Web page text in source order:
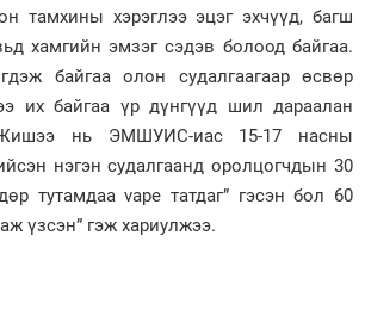
тамхины хэрэглээ эцэг эхчүүд, багш
хамгийн эмзэг сэдэв болоод байгаа.
байгаа олон судалгаагаар өсвөр
их байгаа үр дүнгүүд шил дараалан
Жишээ нь ЭМШУИС-иас 15-17 насны
нэгэн судалгаанд оролцогчдын 30
тутамдаа vape татдаг” гэсэн бол 60
үзсэн” гэж хариулжээ.